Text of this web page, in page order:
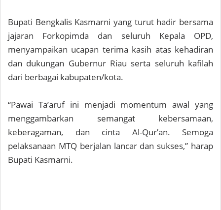
Bupati Bengkalis Kasmarni yang turut hadir bersama
jajaran Forkopimda dan seluruh Kepala OPD,
menyampaikan ucapan terima kasih atas kehadiran
dan dukungan Gubernur Riau serta seluruh kafilah
dari berbagai kabupaten/kota.
“Pawai Ta’aruf ini menjadi momentum awal yang
menggambarkan semangat kebersamaan,
keberagaman, dan cinta Al-Qur’an. Semoga
pelaksanaan MTQ berjalan lancar dan sukses,” harap
Bupati Kasmarni.